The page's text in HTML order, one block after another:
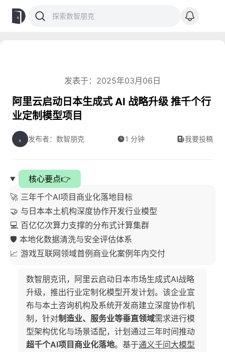
发表于：2025年03月06日
阿里云启动日本生成式 AI 战略升级 推千个行
业定制模型项目
发布者：数智朋克 1 分钟 我要投稿
核心要点👉
🚀 三年千个AI项目商业化落地目标
🤝 与日本本土机构深度协作开发行业模型
💻 百亿亿次算力支撑的分布式计算集群
🛡️ 本地化数据清洗与安全评估体系
📈 游戏互联网领域首例商业化案例年内交付
数智朋克讯，阿里云启动日本市场生成式AI战略
升级，推出行业定制化模型开发计划。该企业宣
布与本土咨询机构及系统开发商建立深度协作机
制，针对制造业、服务业等垂直领域需求进行模
型架构优化与场景适配，计划通过三年时间推动
超千个AI项目商业化落地。基于通义千问大模型